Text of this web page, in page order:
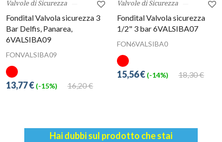
Valvole di Sicurezza
Fondital Valvola sicurezza 3
Bar Delfis, Panarea,
6VALSIBA09
FONVALSIBA09
16,20 €
13,77 € (-15%)
Valvole di Sicurezza
Fondital Valvola sicurezza
1/2" 3 bar 6VALSIBA07
FON6VALSIBA0
18,30 €
15,56 € (-14%)
Hai dubbi sul prodotto che stai